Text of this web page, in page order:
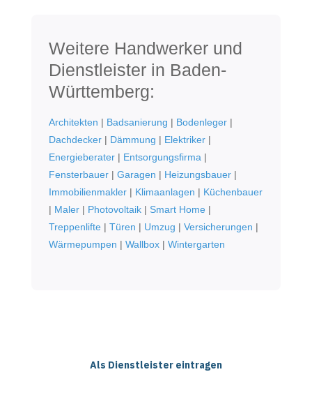
Weitere Handwerker und
Dienstleister in Baden-
Württemberg:
Architekten | Badsanierung | Bodenleger|
Dachdecker| Dämmung | Elektriker|
Energieberater| Entsorgungsfirma |
Fensterbauer| Garagen | Heizungsbauer|
Immobilienmakler| Klimaanlagen | Küchenbauer
| Maler| Photovoltaik| Smart Home|
Treppenlifte| Türen | Umzug | Versicherungen |
Wärmepumpen | Wallbox| Wintergarten
Als Dienstleister eintragen